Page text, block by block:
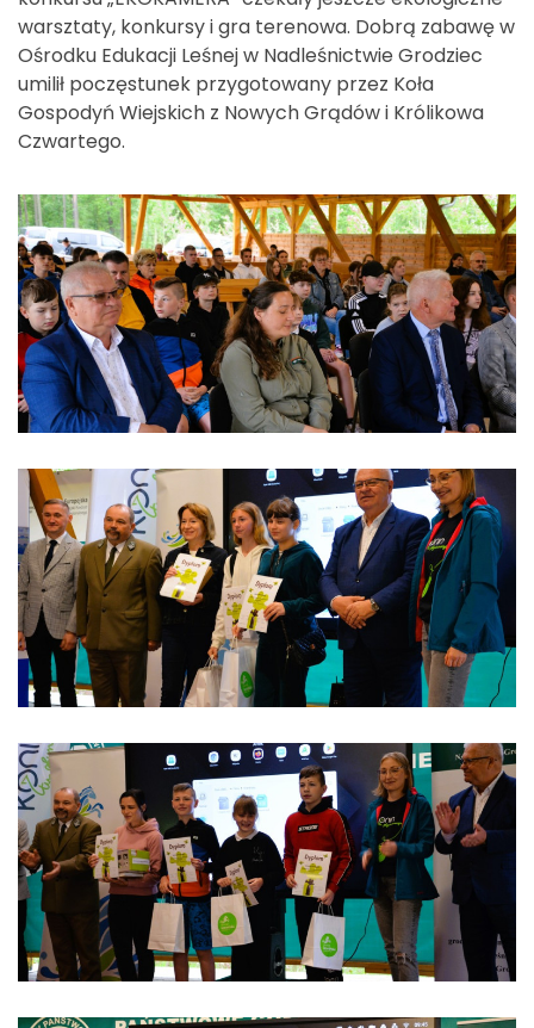
warsztaty, konkursy i gra terenowa. Dobrą zabawę w
Ośrodku Edukacji Leśnej w Nadleśnictwie Grodziec
umilił poczęstunek przygotowany przez Koła
Gospodyń Wiejskich z Nowych Grądów i Królikowa
Czwartego.